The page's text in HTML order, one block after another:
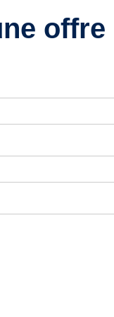
offre